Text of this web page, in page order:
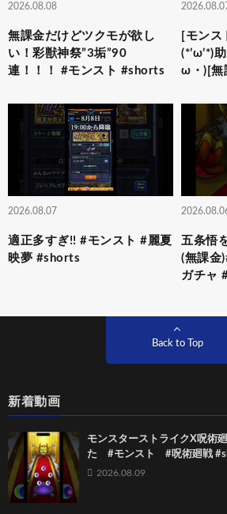
2026.08.08
無課金だけどツクモが欲し
い！彩獣神祭”3垢”90
連！！！ #モンスト #shorts
[モンス
(*’ω’*)
ω・)[無
2026.08.07
適正多すぎ!! #モンスト #麗夏
映夢 #shorts
五条悟
(無課金
ガチャ
Back to Top
新着動画
モンスターストライクX呪術
た #モンスト #呪術廻戦
2026.08.09